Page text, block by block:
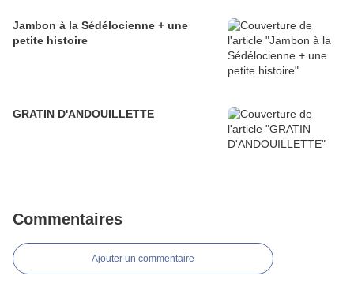
Jambon à la Sédélocienne + une
petite histoire
GRATIN D'ANDOUILLETTE
Commentaires
Ajouter un commentaire